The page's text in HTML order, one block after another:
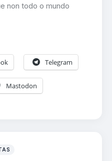
non todo o mundo
Telegram
Mastodon